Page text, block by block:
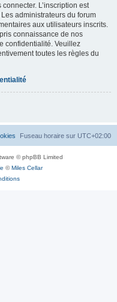
L’inscription est
administrateurs du forum
aux utilisateurs inscrits.
connaissance de nos
confidentialité. Veuillez
toutes les règles du
Fuseau horaire sur UTC+02:00
© phpBB Limited
©Miles Cellar